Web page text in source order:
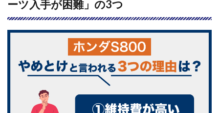
言わ
れる
理由
は
い」
「快
ーツ入手が困難」の3つ